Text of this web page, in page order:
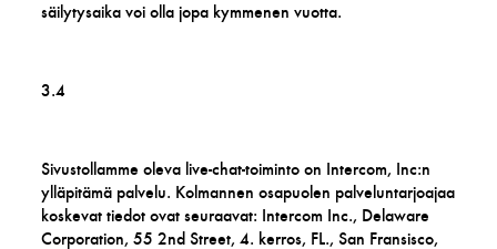
säilytysaika voi olla jopa kymmenen vuotta.
3.4
Sivustollamme oleva live-chat-toiminto on Intercom, Inc:n
ylläpitämä palvelu. Kolmannen osapuolen palveluntarjoajaa
koskevat tiedot ovat seuraavat: Intercom Inc., Delaware
Corporation, 55 2nd Street, 4. kerros, FL., San Fransisco,